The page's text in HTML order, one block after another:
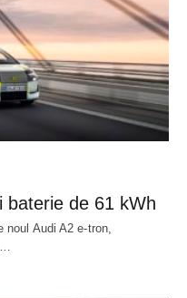
baterie de 61 kWh
noul Audi A2 e-tron,